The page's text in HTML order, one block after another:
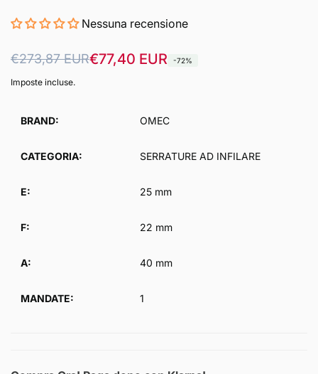
Nessuna recensione
Prezzo
di
€273,87 EUR
Prezzo
scontato
€77,40 EUR -72%
Imposte incluse.
BRAND: OMEC
CATEGORIA: SERRATURE AD INFILARE
E: 25 mm
F: 22 mm
A: 40 mm
MANDATE: 1